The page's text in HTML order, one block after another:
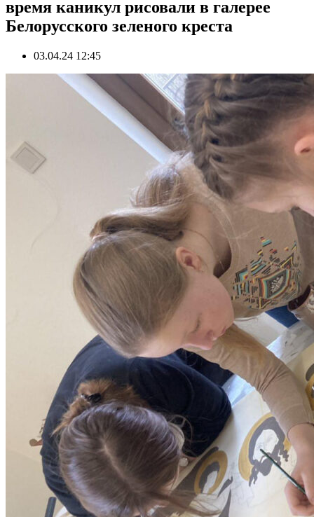
время каникул рисовали в галерее
Белорусского зеленого креста
03.04.24 12:45